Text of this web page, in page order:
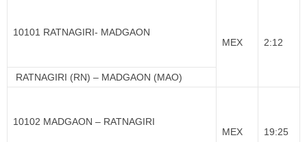
10101 RATNAGIRI- MADGAON
MEX
2:12
RATNAGIRI (RN) – MADGAON (MAO)
10102 MADGAON – RATNAGIRI
MEX
19:25